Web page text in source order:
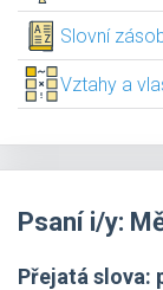
Slovní
Vztahy a
Psaní i/y:
Přejatá slova: